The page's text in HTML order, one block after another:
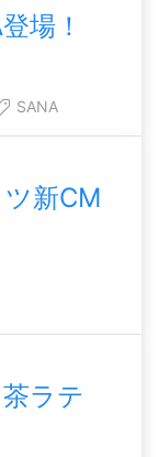
場！
SANA
新CM
ラテ